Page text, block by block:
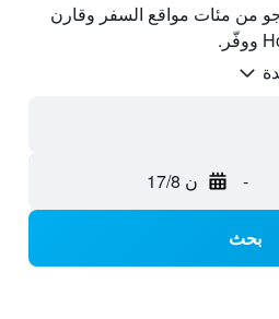
من مئات مواقع السفر وقارن
- ن 17/8
بحث